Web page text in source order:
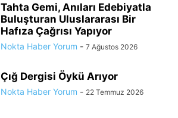
Tahta Gemi, Anıları Edebiyatla
Buluşturan Uluslararası Bir
Hafıza Çağrısı Yapıyor
Nokta Haber Yorum - 7 Ağustos 2026
Çığ Dergisi Öykü Arıyor
Nokta Haber Yorum - 22 Temmuz 2026